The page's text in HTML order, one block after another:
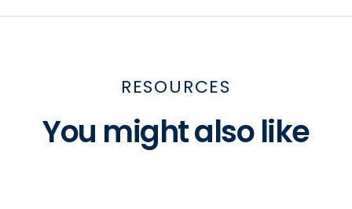
RESOURCES
You might also like